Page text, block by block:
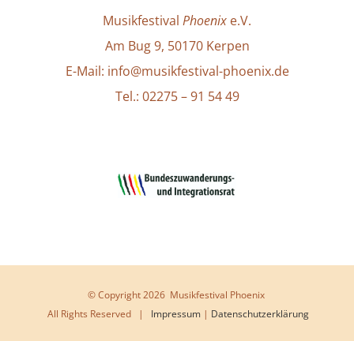
Musikfestival Phoenix e.V.
Am Bug 9, 50170 Kerpen
E-Mail: info@musikfestival-phoenix.de
Tel.: 02275 – 91 54 49
© Copyright2026 Musikfestival Phoenix
All Rights Reserved | Impressum | Datenschutzerklärung